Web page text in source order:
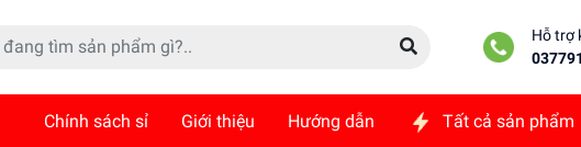
Hỗ trợ
Chính sách sỉ Giới thiệu Hướng dẫn Tất cả sản phẩm